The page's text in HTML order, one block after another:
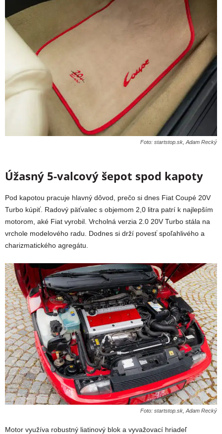
Foto: startstop.sk, Adam Recký
Úžasný 5-valcový šepot spod kapoty
Pod kapotou pracuje hlavný dôvod, prečo si dnes Fiat Coupé 20V
Turbo kúpiť. Radový päťvalec s objemom 2,0 litra patrí k najlepším
motorom, aké Fiat vyrobil. Vrcholná verzia 2.0 20V Turbo stála na
vrchole modelového radu. Dodnes si drží povesť spoľahlivého a
charizmatického agregátu.
Foto: startstop.sk, Adam Recký
Motor využíva robustný liatinový blok a vyvažovací hriadeľ